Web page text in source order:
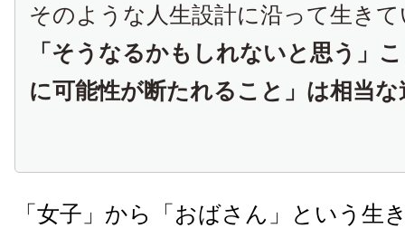
そのような人生設計に沿って生き
「そうなるかもしれないと思う」
に可能性が断たれること」は相当
「女子」から「おばさん」という生